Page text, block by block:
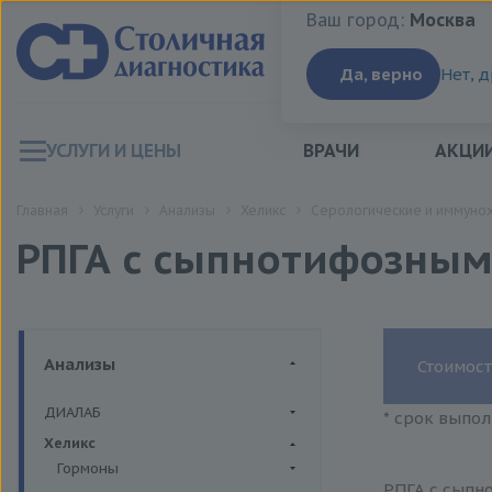
Ваш город:Москва
Ваш город: Москва
Да, верно Нет,
УСЛУГИ И ЦЕНЫ ВРАЧИ
РПГА с
Анализы
ДИАЛАБ
Биохимия крови
Хеликс
Гормоны
* срок